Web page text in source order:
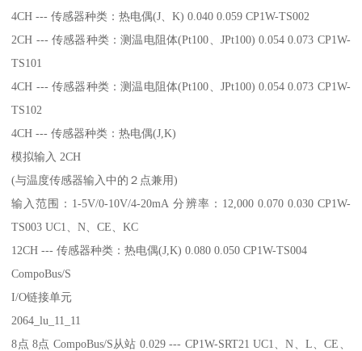
4CH --- 传感器种类：热电偶(J、K) 0.040 0.059 CP1W-TS002
2CH --- 传感器种类：测温电阻体(Pt100、JPt100) 0.054 0.073 CP1W-
TS101
4CH --- 传感器种类：测温电阻体(Pt100、JPt100) 0.054 0.073 CP1W-
TS102
4CH --- 传感器种类：热电偶(J,K)
模拟输入 2CH
(与温度传感器输入中的２点兼用)
输入范围：1-5V/0-10V/4-20mA 分辨率：12,000 0.070 0.030 CP1W-
TS003 UC1、N、CE、KC
12CH --- 传感器种类：热电偶(J,K) 0.080 0.050 CP1W-TS004
CompoBus/S
I/O链接单元
2064_lu_11_11
8点 8点 CompoBus/S从站 0.029 --- CP1W-SRT21 UC1、N、L、CE、